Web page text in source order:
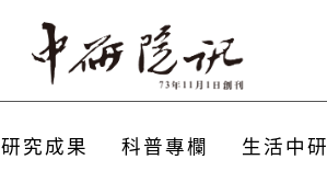
研究成果 科普專欄 生活中研